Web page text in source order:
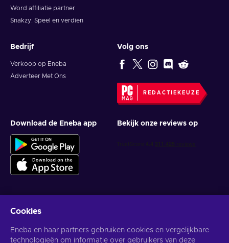
Word affiliatie partner
Snakzy: Speel en verdien
Bedrijf
Verkoop op Eneba
Adverteer Met Ons
Volg ons
REDACTIEKEUZE
Download de Eneba app Bekijk onze reviews op
Krijg gepersonaliseerde gameaanbiedingen
Abonneer
Cookies
Eneba en haar partners gebruiken cookies en vergelijkbare
technologieën om informatie over gebruikers van deze